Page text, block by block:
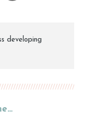
developing